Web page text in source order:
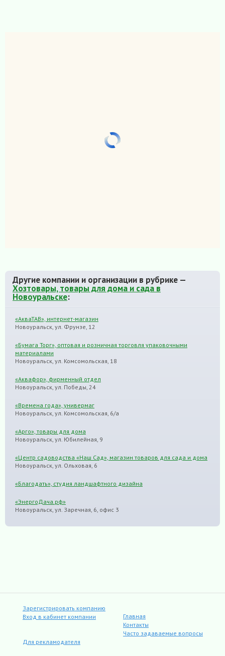
Другие компании и организации в рубрике —
Хозтовары, товары для дома и сада в
Новоуральске:
«АкваТАВ», интернет-магазин
Новоуральск, ул. Фрунзе, 12
«Бумага Торг», оптовая и розничная торговля упаковочными
материалами
Новоуральск, ул. Комсомольская, 18
«Аквафор», фирменный отдел
Новоуральск, ул. Победы, 24
«Времена года», универмаг
Новоуральск, ул. Комсомольская, 6/а
«Арго», товары для дома
Новоуральск, ул. Юбилейная, 9
«Центр садоводства «Наш Сад», магазин товаров для сада и дома
Новоуральск, ул. Ольховая, 6
«Благодать», студия ландшафтного дизайна
«ЭнергоДача.рф»
Новоуральск, ул. Заречная, 6, офис 3
Зарегистрировать компанию
Вход в кабинет компании
Главная
Контакты
Часто задаваемые вопросы
Для рекламодателя